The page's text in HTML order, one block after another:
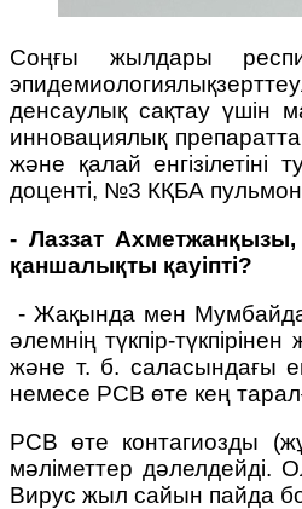
Соңғы жылдары
денсаулық сақтау үшін
инновациялық
және қалай
доценті, №3 КҚБА
- Лаззат
қаншалықты қауіпті?
- Жақында мен Мумбайда
әлемнің түкпір-
және т. б. саласындағы
немесе РСВ өте кең
РСВ өте контагиозды
мәліметтер дәлелдейді.
Вирус жыл сайын пайда